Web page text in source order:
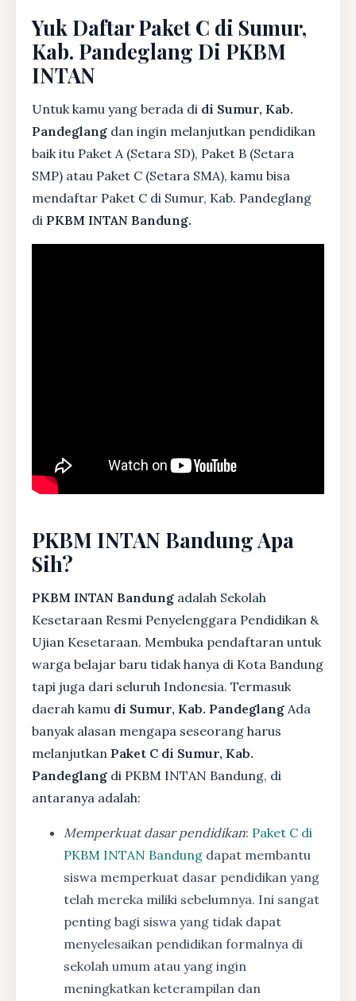
Yuk Daftar Paket C di Sumur,
Kab. Pandeglang Di PKBM
INTAN
Untuk kamu yang berada di di Sumur, Kab.
Pandeglang dan ingin melanjutkan pendidikan
baik itu Paket A (Setara SD), Paket B (Setara
SMP) atau Paket C (Setara SMA), kamu bisa
mendaftar Paket C di Sumur, Kab. Pandeglang
di PKBM INTAN Bandung.
PKBM INTAN Bandung Apa
Sih?
PKBM INTAN Bandung adalah Sekolah
Kesetaraan Resmi Penyelenggara Pendidikan &
Ujian Kesetaraan. Membuka pendaftaran untuk
warga belajar baru tidak hanya di Kota Bandung
tapi juga dari seluruh Indonesia. Termasuk
daerah kamu di Sumur, Kab. Pandeglang Ada
banyak alasan mengapa seseorang harus
melanjutkan Paket C di Sumur, Kab.
Pandeglang di PKBM INTAN Bandung, di
antaranya adalah:
Memperkuat dasar pendidikan: Paket C di
PKBM INTAN Bandung dapat membantu
siswa memperkuat dasar pendidikan yang
telah mereka miliki sebelumnya. Ini sangat
penting bagi siswa yang tidak dapat
menyelesaikan pendidikan formalnya di
sekolah umum atau yang ingin
meningkatkan keterampilan dan